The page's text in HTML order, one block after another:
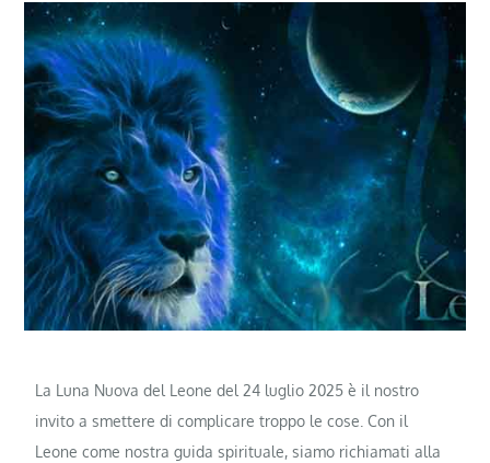
La Luna Nuova del Leone del 24 luglio 2025 è il nostro
invito a smettere di complicare troppo le cose. Con il
Leone come nostra guida spirituale, siamo richiamati alla